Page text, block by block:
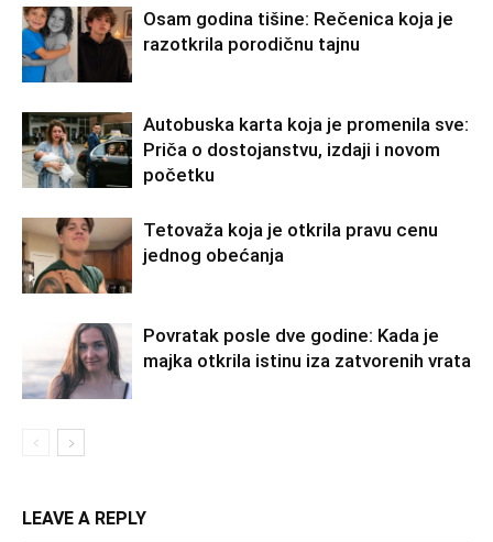
Osam godina tišine: Rečenica koja je
razotkrila porodičnu tajnu
Autobuska karta koja je promenila sve:
Priča o dostojanstvu, izdaji i novom
početku
Tetovaža koja je otkrila pravu cenu
jednog obećanja
Povratak posle dve godine: Kada je
majka otkrila istinu iza zatvorenih vrata
LEAVE A REPLY